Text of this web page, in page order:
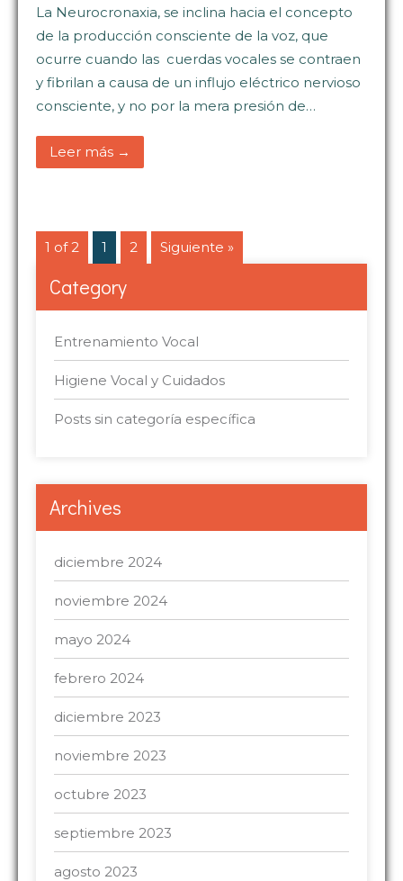
La Neurocronaxia, se inclina hacia el concepto
de la producción consciente de la voz, que
ocurre cuando las cuerdas vocales se contraen
y fibrilan a causa de un influjo eléctrico nervioso
consciente, y no por la mera presión de…
Leer más →
1 of 2 1 2 Siguiente »
Category
Entrenamiento Vocal
Higiene Vocal y Cuidados
Posts sin categoría específica
Archives
diciembre 2024
noviembre 2024
mayo 2024
febrero 2024
diciembre 2023
noviembre 2023
octubre 2023
septiembre 2023
agosto 2023